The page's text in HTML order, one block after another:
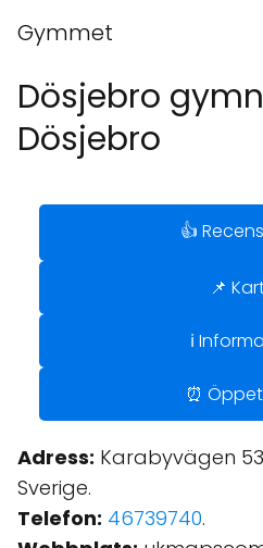
Gymmet
Dösjebro
Dösjebro
👍
📌
ℹ️
⏰
Adress: Karabyvägen
Sverige.
Telefon: 46739740.